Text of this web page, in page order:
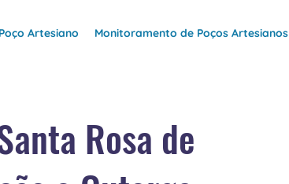
Artesiano Monitoramento de Poços Artesianos
Rosa de